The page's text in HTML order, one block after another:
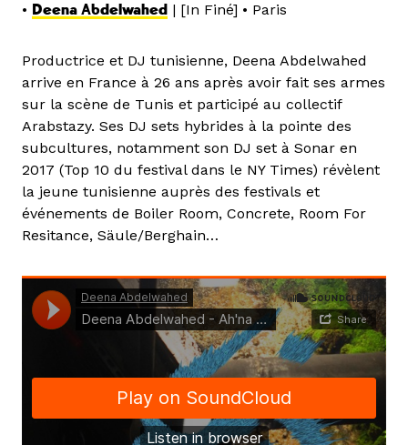
• Deena Abdelwahed | [In Finé] • Paris
Productrice et DJ tunisienne, Deena Abdelwahed
arrive en France à 26 ans après avoir fait ses armes
sur la scène de Tunis et participé au collectif
Arabstazy. Ses DJ sets hybrides à la pointe des
subcultures, notamment son DJ set à Sonar en
2017 (Top 10 du festival dans le NY Times) révèlent
la jeune tunisienne auprès des festivals et
événements de Boiler Room, Concrete, Room For
Resitance, Säule/Berghain…